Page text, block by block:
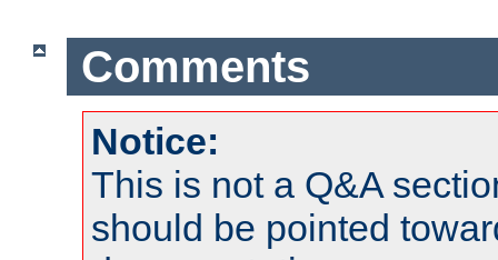
Comments
Notice:
This is not a Q&A
should be pointed